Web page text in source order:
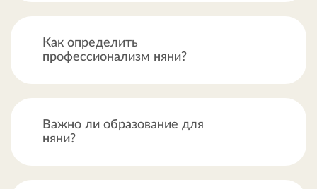
Как определить
профессионализм няни?
Важно ли образование для
няни?